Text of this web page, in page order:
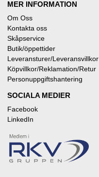
MER INFORMATION
Om Oss
Kontakta oss
Skåpservice
Butik/öppettider
Leveransturer/Leveransvillkor
Köpvillkor/Reklamation/Retur
Personuppgiftshantering
SOCIALA MEDIER
Facebook
LinkedIn